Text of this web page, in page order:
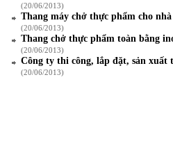
(20/06/2013)
Thang máy chở thực phẩm cho
(20/06/2013)
Thang chở thực phẩm toàn bằng
(20/06/2013)
Công ty thi công, lắp đặt, sản xuất
(20/06/2013)